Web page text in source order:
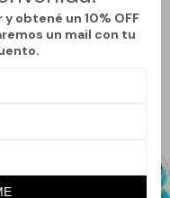
obtené un 10% OFF
un mail con tu